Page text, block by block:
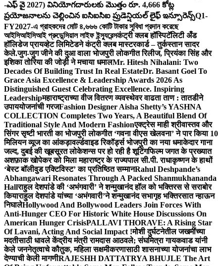
-ఎఫ్ వై 2027) వినియోగదారులకు మొత్తం రూ. 4,666 కోట్ల
ప్రయోజనాలను చెల్లించిన ఐసిఐసిఐ ప్రుడెన్షియల్ లైఫ్ ఇన్సూరెన్స్Q1-
FY2027-এ গ্রাহকদের মোট ৪,৬৬৬ কোটি টাকার সুবিধা প্রদান করেছে
আইসিআইসিআই প্রুডেন্সিয়াল লাইফ ইন্স্যুরেন্সकंट्री क्लब हॉस्पिटॅलिटी अँड
हॉलिडेज प्रायव्हेट लिमिटेडने कंट्री क्लब मास्टरकार्ड – तुर्कस्तान सादर
केले.जुग-जुग जीने की दुआ वाला भोजपुरी लोकगीत रिलीज, प्रियंका सिंह और
इशिका तोरिया की जोड़ी ने मचाया धमालMr. Hitesh Nihalani: Two
Decades Of Building Trust In Real EstateDr. Basant Goel To
Grace Asia Excellence & Leadership Awards 2026 As
Distinguished Guest Celebrating Excellence. Inspiring
Leadershipमहाराष्ट्राच्या वीज वितरण व्यवस्थेवर वाढता ताण : तातडीने
उपाययोजनांची गरजFashion Designer Aisha Shetty’s YASHNA
COLLECTION Completes Two Years, A Beautiful Blend Of
Traditional Style And Modern Fashionएक्ट्रेस माही श्रीवास्तव और
सिंगर सृष्टी भारती का भोजपुरी लोकगीत ‘गवना वीएस खेलवना’ ने पार किया 10
मिलियन व्यूज का आंकड़ावर्ल्डवाइड रिकॉर्ड्स भोजपुरी का नया धमाकेदार गाना
जल्द, दुबई की खूबसूरत लोकेशन्स पर हो रही है शूटिंगफिल्म जगत के प्रख्यात
अशफ़ाक खोपेकर को मिला महाराष्ट्र के राज्यपाल सी.पी. राधाकृष्णन के हाथों
‘बेस्ट बॉलीवुड एक्टिविस्ट’ का प्रतिष्ठित सम्मानRahul Deshpande’s
Abhangawari Resonates Through A Packed Shanmukhananda
Hallराहुल देशपांडे की ‘अभंगवारी’ ने शन्मुखानंद हॉल को भक्तिरस से सराबोर
कियाराहुल देशपांडे यांच्या ‘अभंगवारी’ने शन्मुखानंद सभागृह भक्तिरसात न्हाऊन
निघालेHollywood And Bollywood Leaders Join Forces With
Anti-Hunger CEO For Historic White House Discussions On
American Hunger CrisisPALLAVI THORAVE: A Rising Star
Of Lavani, Acting And Social Impact !मोशी दुर्घटनेतील जखमींच्या
मदतीसाठी धावले केंद्रीय मंत्री रामदास आठवले; संघमित्रा गायकवाड यांनी
केले जननेतृत्वाचे कौतुक, महिला सक्षमीकरणासाठी शासनाच्या योजनांचा लाभ
देण्याची केली मागणीRAJESHH DATTATRYA BHUJLE The Art